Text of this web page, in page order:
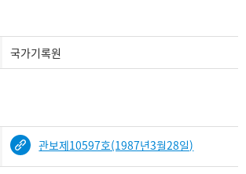
국가기록원
관보제10597호(1987년3월28일)